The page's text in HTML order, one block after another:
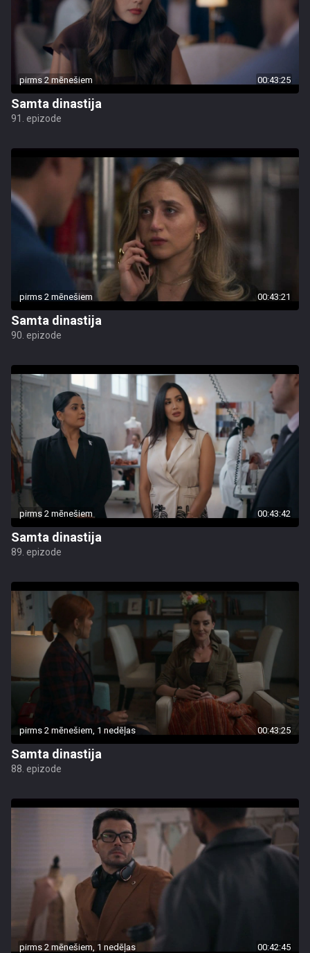
pirms 2 mēnešiem 00:43:25
Samta dinastija
91. epizode
pirms 2 mēnešiem 00:43:21
Samta dinastija
90. epizode
pirms 2 mēnešiem 00:43:42
Samta dinastija
89. epizode
pirms 2 mēnešiem, 1 nedēļas 00:43:25
Samta dinastija
88. epizode
pirms 2 mēnešiem, 1 nedēļas 00:42:45